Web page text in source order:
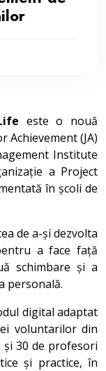
este o nouă
Achievement (JA)
Institute
a Project
în școli de
de a-și dezvolta
a face față
schimbare și a
personală.
digital adaptat
voluntarilor din
și 30 de profesori
și practice, în